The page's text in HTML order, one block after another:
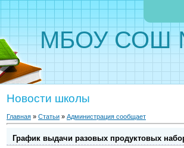
МБОУ СОШ
Новости школы
Главная » Статьи » Администрация сообщает
График выдачи разовых продуктовых